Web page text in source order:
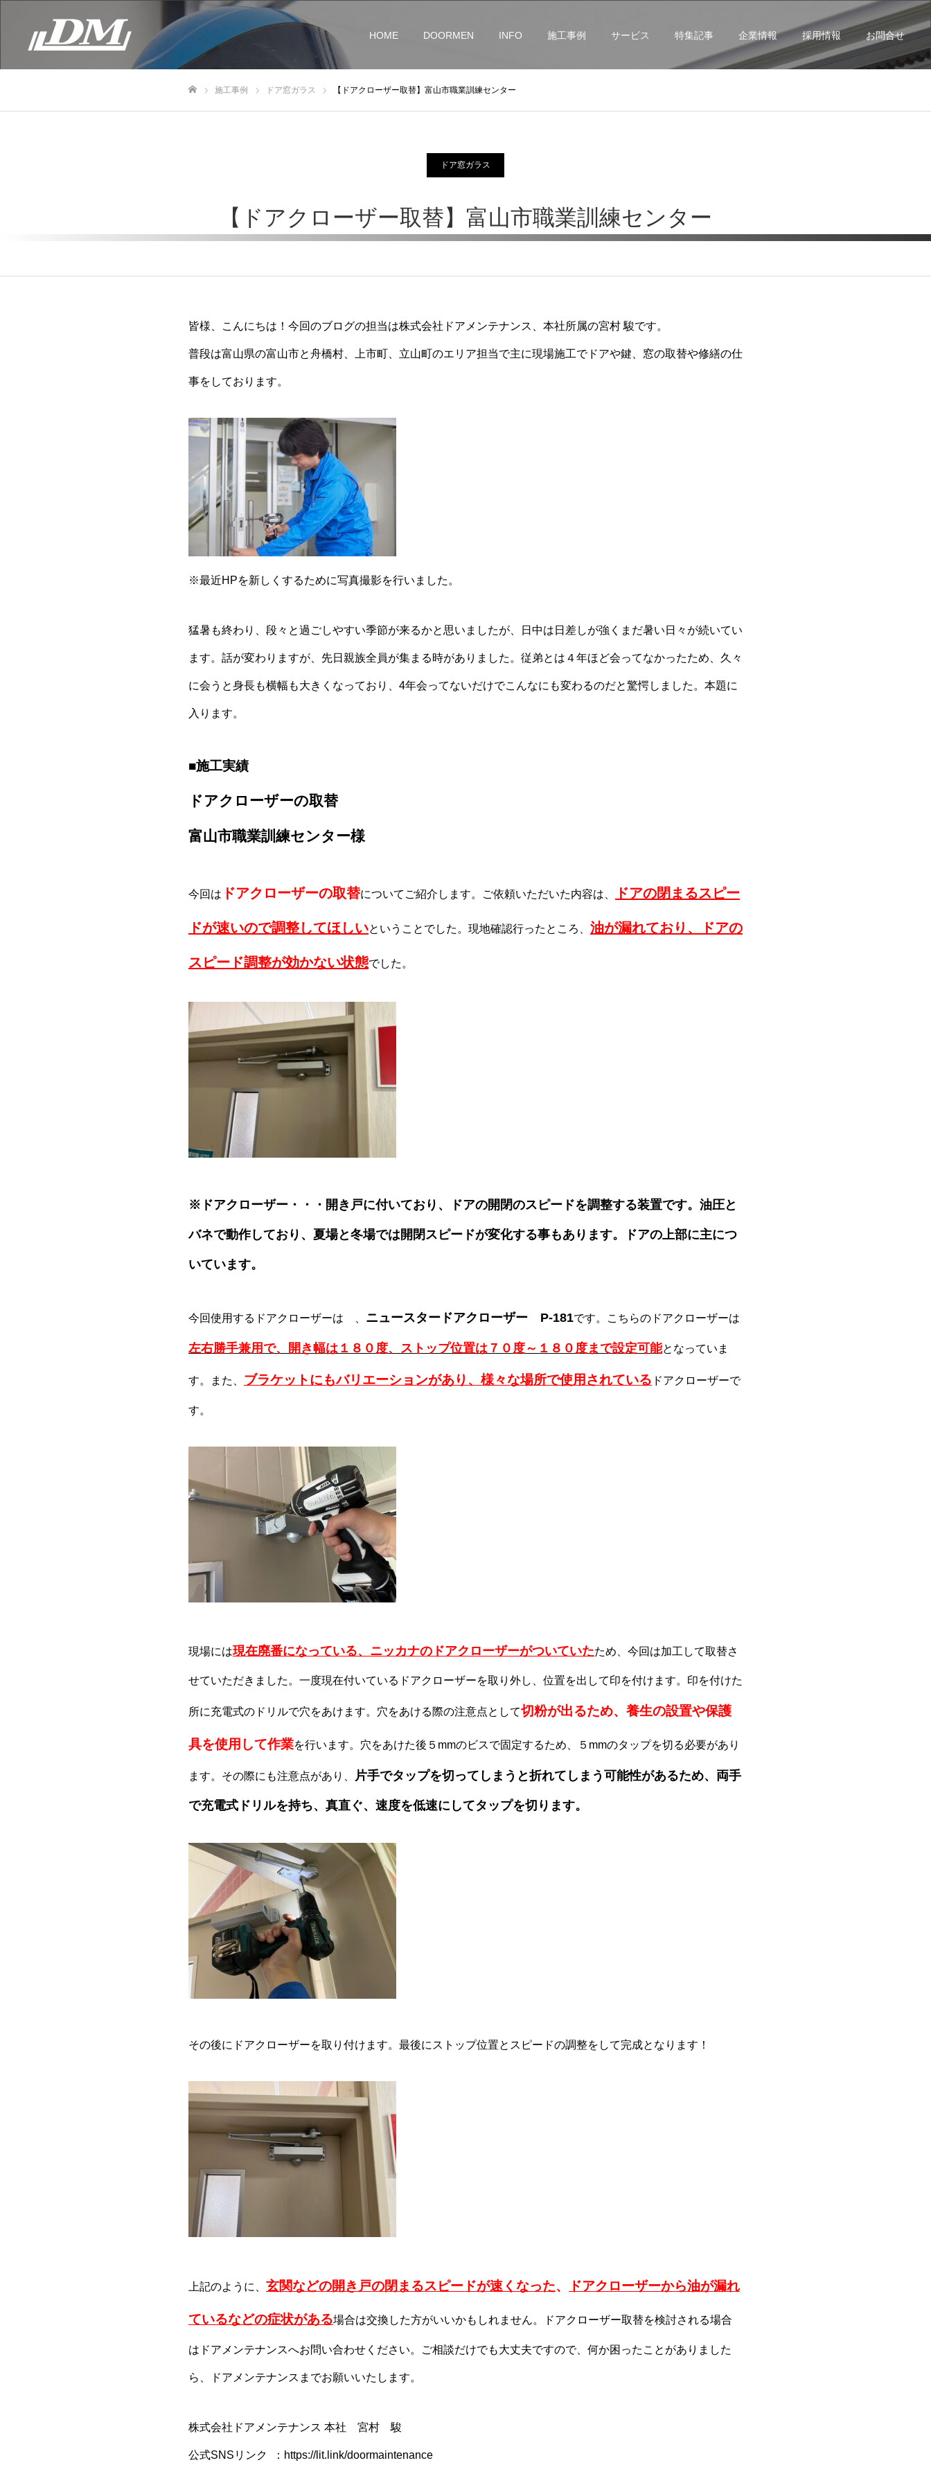
HOME DOORMEN INFO 施工事例 サービス 特集記事 企業情報 採用情報 お問合せ
施工事例 ドア窓ガラス 【ドアクローザー取替】富山市職業訓練センター
ドア窓ガラス
【ドアクローザー取替】富山市職業訓練センター
皆様、こんにちは！今回のブログの担当は株式会社ドアメンテナンス、本社所属の宮村 駿です。
普段は富山県の富山市と舟橋村、上市町、立山町のエリア担当で主に現場施工でドアや鍵、窓の取替や修繕の仕
事をしております。
※最近HPを新しくするために写真撮影を行いました。
猛暑も終わり、段々と過ごしやすい季節が来るかと思いましたが、日中は日差しが強くまだ暑い日々が続いてい
ます。話が変わりますが、先日親族全員が集まる時がありました。従弟とは４年ほど会ってなかったため、久々
に会うと身長も横幅も大きくなっており、4年会ってないだけでこんなにも変わるのだと驚愕しました。本題に
入ります。
■施工実績
ドアクローザーの取替
富山市職業訓練センター様
今回は ドアクローザーの取替についてご紹介します。ご依頼いただいた内容は、 ドアの閉まるスピー
ドが速いので調整してほしいということでした。現地確認行ったところ 油が漏れており、ドアの
スピード調整が効かない状態でした。
※ドアクローザー・・・開き戸に付いており、ドアの開閉のスピードを調整する装置です。油圧と
バネで動作しており、夏場と冬場では開閉スピードが変化する事もあります。ドアの上部に主につ
いています。
今回使用するドアクローザーは 、 ニュースタードアクローザー P-181です。こちらのドアクローザーは
左右勝手兼用で、開き幅は１８０度、ストップ位置は７０度～１８０度まで設定可能となっていま
す。また、 ブラケットにもバリエーションがあり、様々な場所で使用されている ドアクローザーで
す。
現場には現在廃番になっている、ニッカナのドアクローザーがついていたため、今回は加工して取替さ
せていただきました。一度現在付いているドアクローザーを取り外し、位置を出して印を付けます。印を付けた
所に充電式のドリルで穴をあけます。穴をあける際の注意点として切粉が出るため、養生の設置や保護
具を使用して作業を行います。穴をあけた後５mmのビスで固定するため、５mmのタップを切る必要があり
ます。その際にも注意点があり、 片手でタップを切ってしまうと折れてしまう可能性があるため、両手
で充電式ドリルを持ち、真直ぐ、速度を低速にしてタップを切ります。
その後にドアクローザーを取り付けます。最後にストップ位置とスピードの調整をして完成となります！
上記のように、 玄関などの開き戸の閉まるスピードが速くなった、 ドアクローザーから油が漏れ
ているなどの症状がある場合は交換した方がいいかもしれません。ドアクローザー取替を検討される場合
はドアメンテナンスへお問い合わせください。ご相談だけでも大丈夫ですので、何か困ったことがありました
ら、ドアメンテナンスまでお願いいたします。
株式会社ドアメンテナンス 本社 宮村 駿
公式SNSリンク ： https://lit.link/doormaintenance